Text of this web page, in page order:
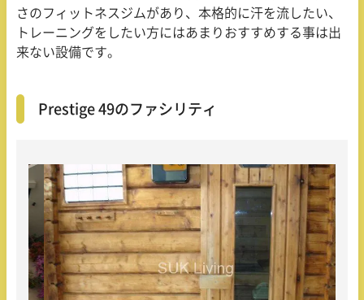
さのフィットネスジムがあり、本格的に汗を流したい、
トレーニングをしたい方にはあまりおすすめする事は出
来ない設備です。
Prestige 49のファシリティ